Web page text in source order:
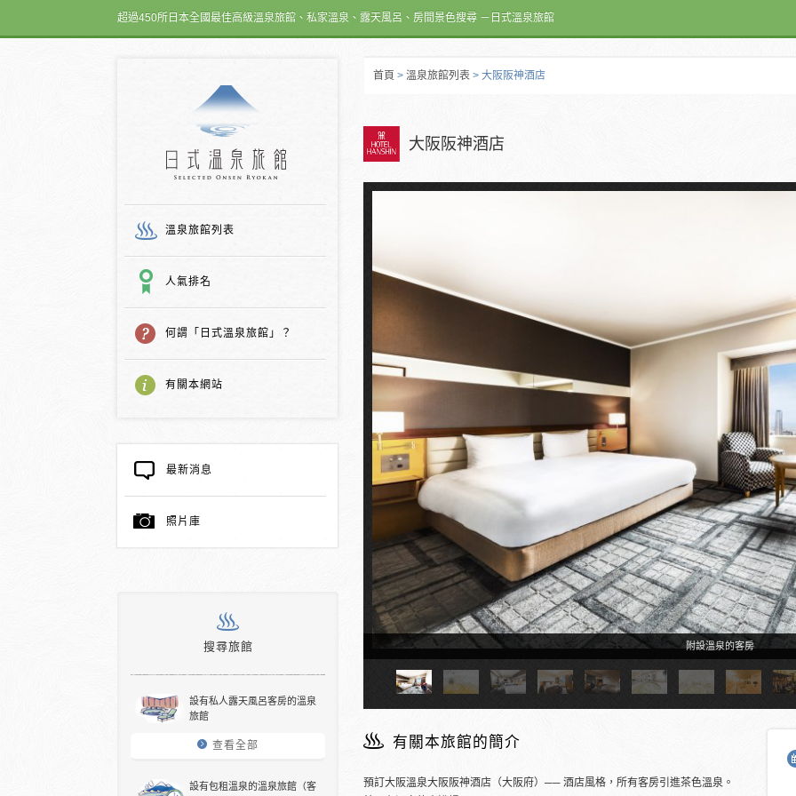
超過450所日本全國最佳高級溫泉旅館、私家溫泉、露天風呂、房間景色搜尋 －日式溫泉旅館
溫泉旅館列表
人氣排名
何謂「日式溫泉旅館」？
有關本網站
最新消息
照片庫
搜尋旅館
設有私人露天風呂客房的溫泉
旅館
查看全部
設有包租溫泉的溫泉旅館（客
首頁 > 溫泉旅館列表 > 大阪阪神酒店
大阪阪神酒店
附設溫泉的客房
有關本旅館的簡介
預訂大阪溫泉大阪阪神酒店（大阪府）── 酒店風格，所有客房引進茶色溫泉。